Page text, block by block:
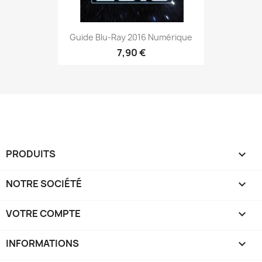
Guide Blu-Ray 2016 Numérique
7,90 €
PRODUITS 
NOTRE SOCIÉTÉ 
VOTRE COMPTE 
INFORMATIONS keyboard_arrow_down